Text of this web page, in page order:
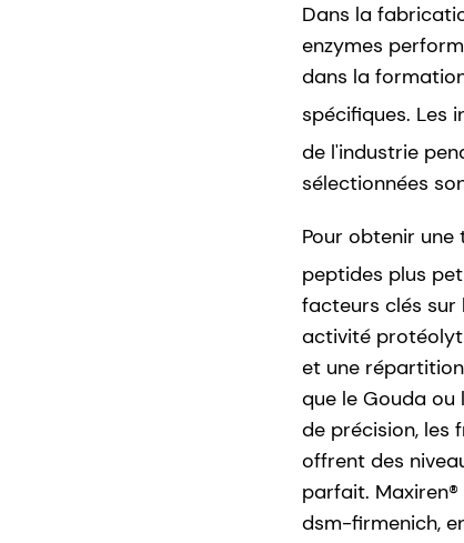
Dans la
enzymes
dans la
spécifiques. Les
de l'industrie
sélectionnées
Pour obtenir
peptides plus
facteurs clés sur
activité
et une
que le Gouda
de précision, les
offrent des
parfait.
dsm-firmenich,